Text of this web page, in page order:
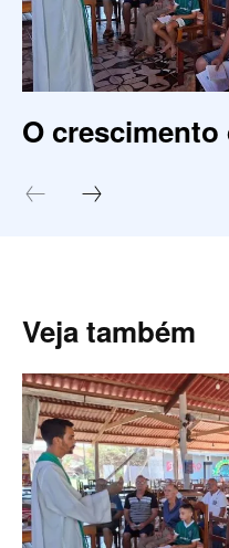
O
Veja também